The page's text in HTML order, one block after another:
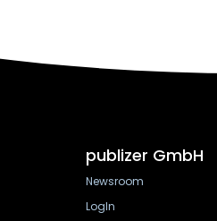
publizer GmbH
Newsroom
LogIn